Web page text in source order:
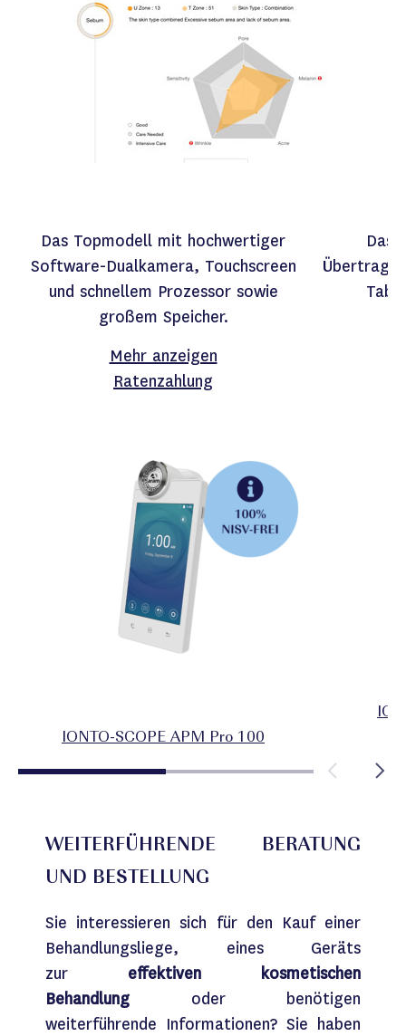
Das Topmodell mit hochwertiger
Software-Dualkamera, Touchscreen
und schnellem Prozessor sowie
großem Speicher.
Mehr anzeigen
Ratenzahlung
IONTO-SCOPE APM Pro 100
Das
WEITERFÜHRENDE BERATUNG
UND BESTELLUNG
Sie interessieren sich für den Kauf einer
Behandlungsliege, eines Geräts
zur effektiven kosmetischen
Behandlung oder benötigen
weiterführende Informationen? Sie haben